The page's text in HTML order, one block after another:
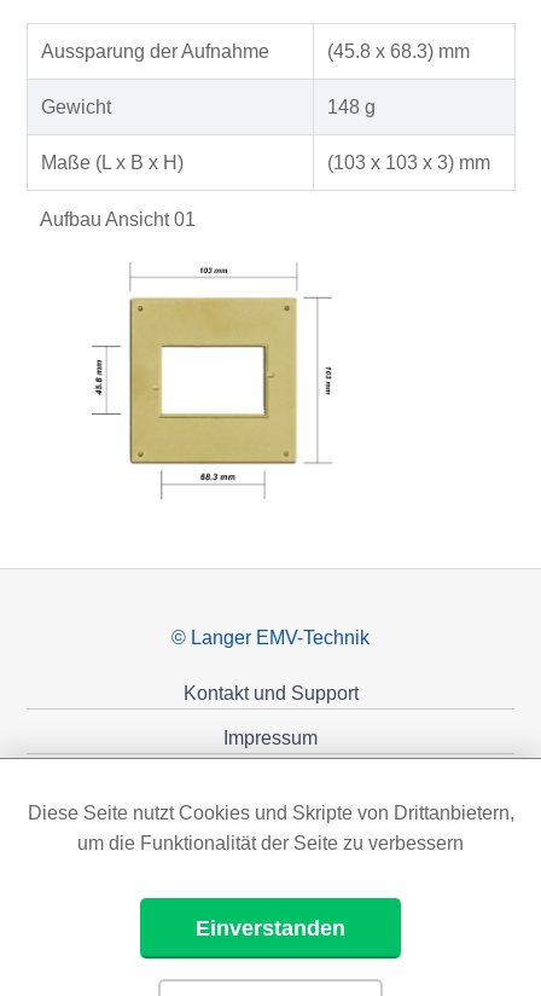
Aussparung der Aufnahme (45.8 x 68.3) mm
Gewicht 148 g
Maße (L x B x H) (103 x 103 x 3) mm
Aufbau Ansicht 01
© Langer EMV-Technik
Kontakt und Support
Impressum
Diese Seite nutzt Cookies und Skripte von Drittanbietern,
um die Funktionalität der Seite zu verbessern
Einverstanden